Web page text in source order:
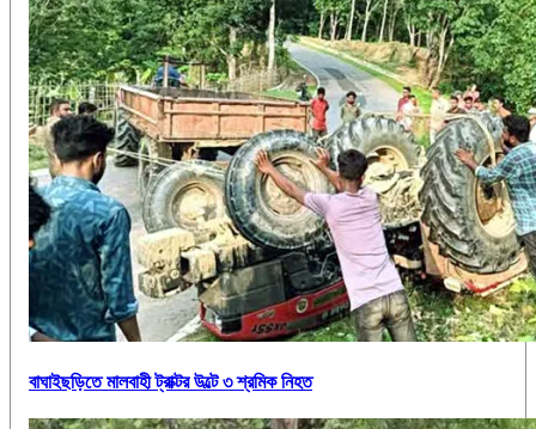
বাঘাইছড়িতে মালবাহী ট্রাক্টর উল্টে ৩ শ্রমিক নিহত